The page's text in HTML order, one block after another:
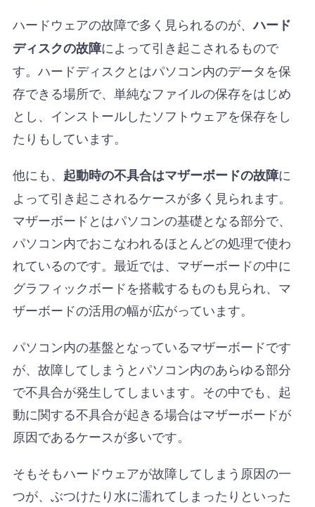
ハードウェアの故障で多く見られるのが、ハード
ディスクの故障によって引き起こされるもので
す。ハードディスクとはパソコン内のデータを保
存できる場所で、単純なファイルの保存をはじめ
とし、インストールしたソフトウェアを保存をし
たりもしています。
他にも、 起動時の不具合はマザーボードの故障に
よって引き起こされるケースが多く見られます。
マザーボードとはパソコンの基礎となる部分で、
パソコン内でおこなわれるほとんどの処理で使わ
れているのです。最近では、マザーボードの中に
グラフィックボードを搭載するものも見られ、マ
ザーボードの活用の幅が広がっています。
パソコン内の基盤となっているマザーボードです
が、故障してしまうとパソコン内のあらゆる部分
で不具合が発生してしまいます。その中でも、起
動に関する不具合が起きる場合はマザーボードが
原因であるケースが多いです。
そもそもハードウェアが故障してしまう原因の一
つが、ぶつけたり水に濡れてしまったりといった